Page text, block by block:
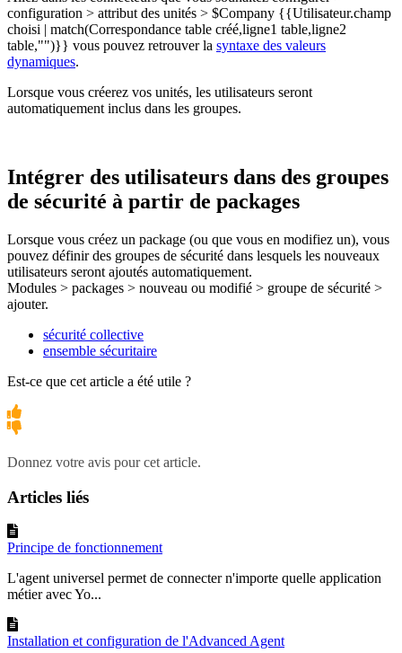
configuration > attribut des unités > $Company {{Utilisateur.champ
choisi | match(Correspondance table créé,ligne1 table,ligne2
table,"")}} vous pouvez retrouver la syntaxe des valeurs
dynamiques.
Lorsque vous créerez vos unités, les utilisateurs seront
automatiquement inclus dans les groupes.
Intégrer des utilisateurs dans des groupes
de sécurité à partir de packages
Lorsque vous créez un package (ou que vous en modifiez un), vous
pouvez définir des groupes de sécurité dans lesquels les nouveaux
utilisateurs seront ajoutés automatiquement.
Modules > packages > nouveau ou modifié > groupe de sécurité >
ajouter.
sécurité collective
ensemble sécuritaire
Est-ce que cet article a été utile ?
Donnez votre avis pour cet article.
Articles liés
Principe de fonctionnement
L'agent universel permet de connecter n'importe quelle application
métier avec Yo...
Installation et configuration de l'Advanced Agent